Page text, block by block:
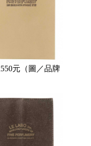
元（圖／品牌